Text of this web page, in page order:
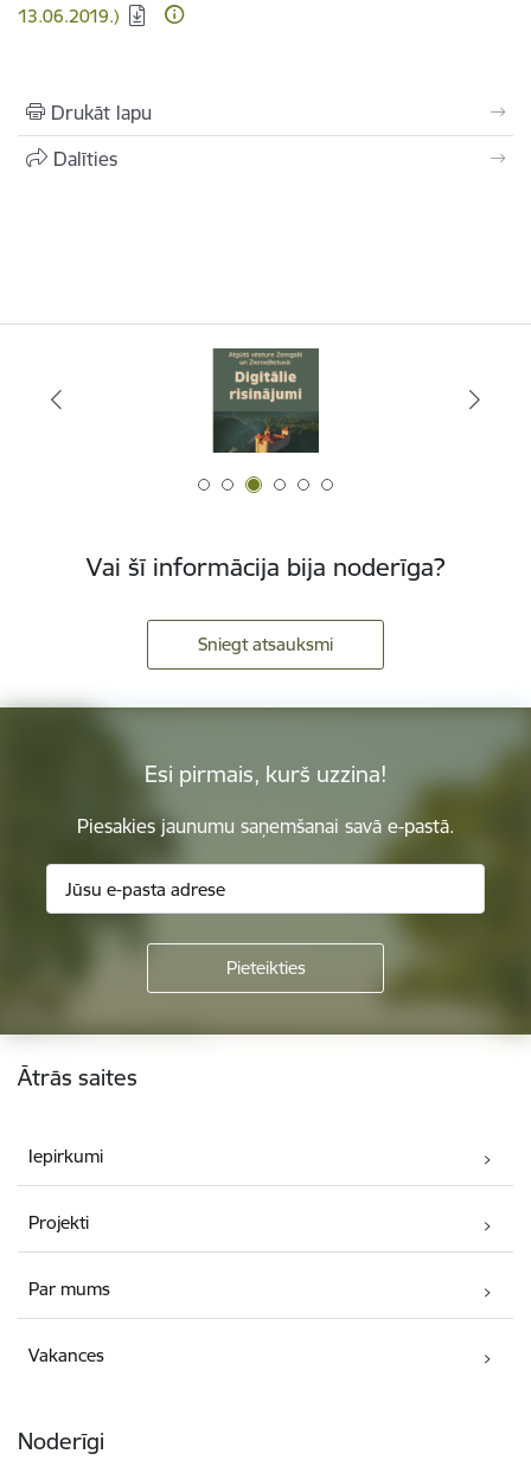
13.06.2019.)
Drukāt lapu
Dalīties
Vai šī informācija bija noderīga?
Sniegt atsauksmi
Esi pirmais, kurš uzzina!
Piesakies jaunumu saņemšanai savā e-pastā.
Kājene
Ātrās saites
Iepirkumi
Projekti
Par mums
Vakances
Noderīgi